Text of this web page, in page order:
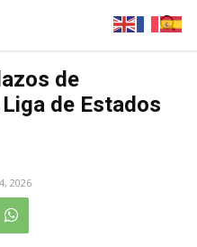
de
de Estados
2026